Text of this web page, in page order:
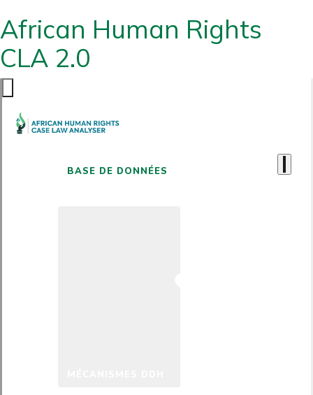
African Human Rights
CLA 2.0
BASE DE DONNÉES